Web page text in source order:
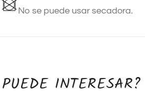
No se puede usar secadora.
INTERESAR?